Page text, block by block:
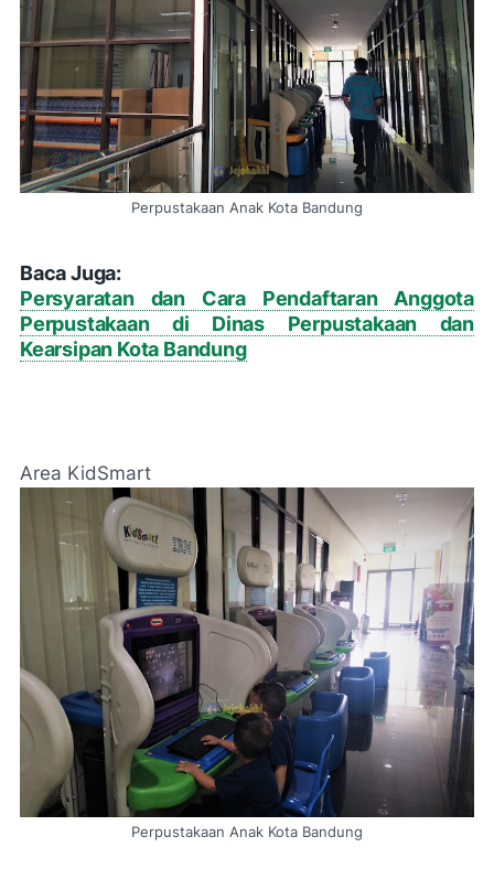
Perpustakaan Anak Kota Bandung
Baca Juga:
Persyaratan dan Cara Pendaftaran Anggota
Perpustakaan di Dinas Perpustakaan dan
Kearsipan Kota Bandung
Area KidSmart
Perpustakaan Anak Kota Bandung